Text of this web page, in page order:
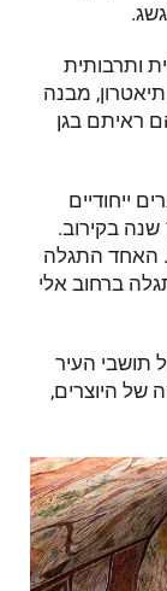
ותרבותית
מבנה
ראיתם בגן
ייחודיים
מהתקופה הרומית. הקברים הם בני 1800 שנה בקירוב.
האחד התגלה
ברחוב אלי
תושבי העיר
של היוצרים,